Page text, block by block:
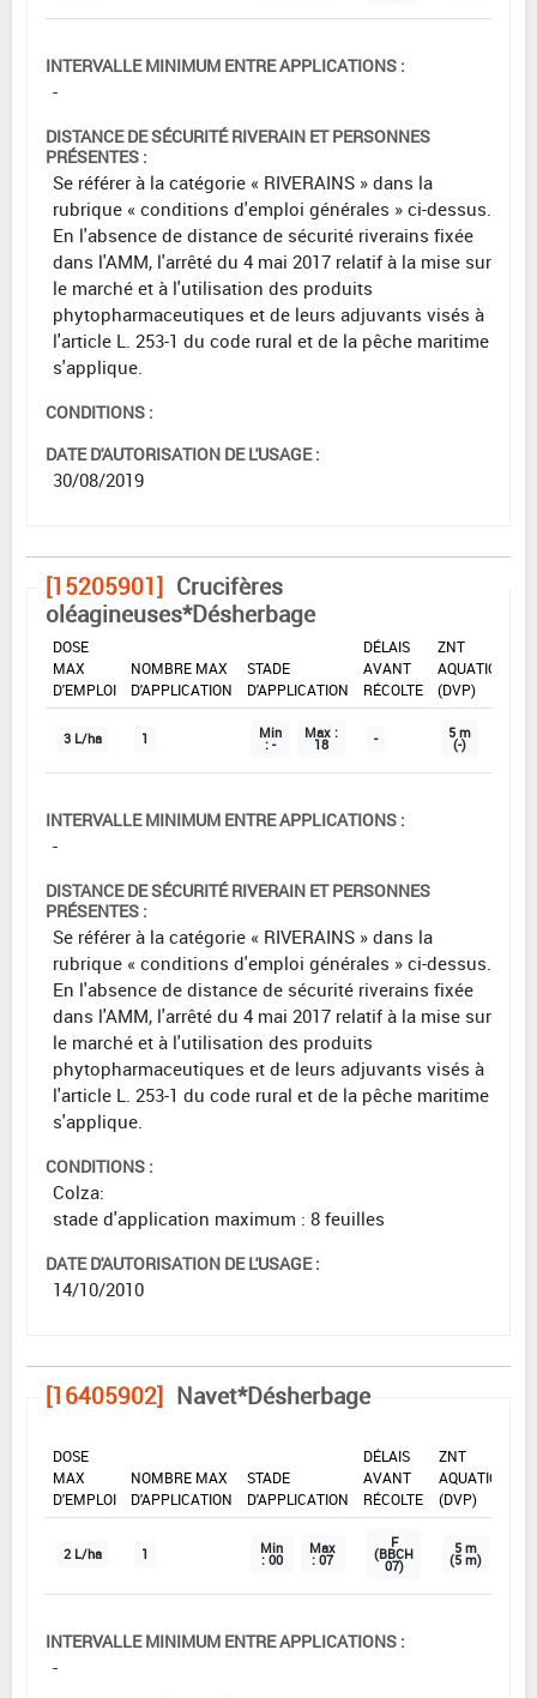
INTERVALLE MINIMUM ENTRE APPLICATIONS :
-
DISTANCE DE SÉCURITÉ RIVERAIN ET PERSONNES
PRÉSENTES :
Se référer à la catégorie « RIVERAINS » dans la
rubrique « conditions d'emploi générales » ci-dessus.
En l'absence de distance de sécurité riverains fixée
dans l'AMM, l'arrêté du 4 mai 2017 relatif à la mise sur
le marché et à l'utilisation des produits
phytopharmaceutiques et de leurs adjuvants visés à
l'article L. 253-1 du code rural et de la pêche maritime
s'applique.
CONDITIONS :
DATE D'AUTORISATION DE L'USAGE :
30/08/2019
[15205901] Crucifères
oléagineuses*Désherbage
DOSE
MAX
D'EMPLOI
NOMBRE MAX
D'APPLICATION
STADE
D'APPLICATION
DÉLAIS
AVANT
RÉCOLTE
ZNT
AQUATIQUE
(DVP)
3 L/ha 1 Min
: -
Max :
18 - 5 m
(-)
INTERVALLE MINIMUM ENTRE APPLICATIONS :
-
DISTANCE DE SÉCURITÉ RIVERAIN ET PERSONNES
PRÉSENTES :
Se référer à la catégorie « RIVERAINS » dans la
rubrique « conditions d'emploi générales » ci-dessus.
En l'absence de distance de sécurité riverains fixée
dans l'AMM, l'arrêté du 4 mai 2017 relatif à la mise sur
le marché et à l'utilisation des produits
phytopharmaceutiques et de leurs adjuvants visés à
l'article L. 253-1 du code rural et de la pêche maritime
s'applique.
CONDITIONS :
Colza:
stade d'application maximum : 8 feuilles
DATE D'AUTORISATION DE L'USAGE :
14/10/2010
[16405902] Navet*Désherbage
DOSE
MAX
D'EMPLOI
NOMBRE MAX
D'APPLICATION
STADE
D'APPLICATION
DÉLAIS
AVANT
RÉCOLTE
ZNT
AQUATIQUE
(DVP)
2 L/ha 1 Min
: 00
Max
: 07
F
(BBCH
07)
5 m
(5 m)
INTERVALLE MINIMUM ENTRE APPLICATIONS :
-